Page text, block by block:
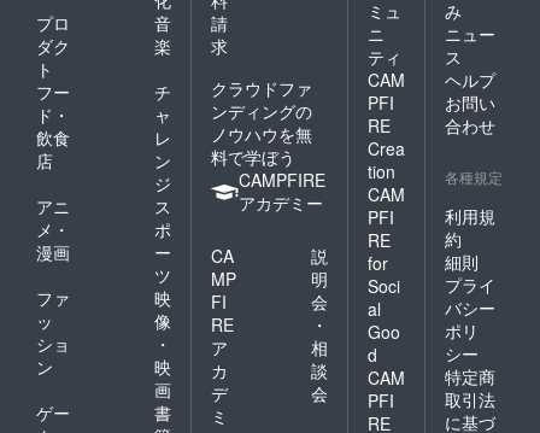
プロ
ダク
ト
音
楽
フー
ド・
飲食
店
チ
ャ
レ
ン
ジ
アニ
メ・
漫画
ス
ポ
ー
ツ
ファ
ッ
ショ
ン
映
像
・
映
画
ゲー
書
請
求
クラウドファ
ンディングの
ノウハウを無
料で学ぼう
CAMPFIRE
アカデミー
CA
MP
FI
RE
ア
カ
デ
ミ
説
明
会
・
相
談
会
ミュ
ニ
ティ
CAM
PFI
RE
Crea
tion
CAM
PFI
RE
for
Soci
al
Goo
d
CAM
PFI
RE
み
ニュー
ス
ヘルプ
お問い
合わせ
各種規定
利用規
約
細則
プライ
バシー
ポリ
シー
特定商
取引法
に基づ